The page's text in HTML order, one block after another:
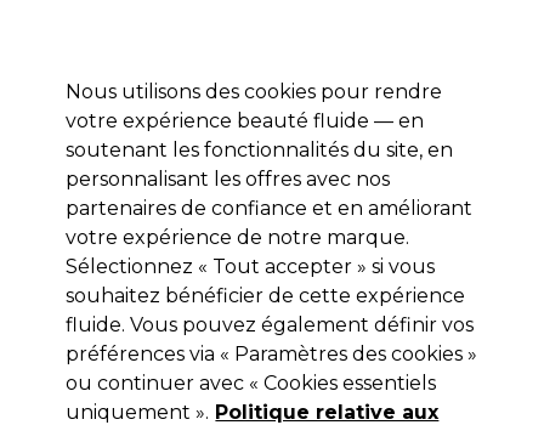
Se connecter
Marques Bons plans Coiffure Electro et Matériel
Livraison et délais
lire la suite
Redken
Redken Shades EQ Bonder Inside
Coloration capillaire demi-permanent
- 010P Ivory Pearl 60ml
Nous utilisons des cookies pour rendre
votre expérience beauté fluide — en
soutenant les fonctionnalités du site, en
personnalisant les offres avec nos
partenaires de confiance et en améliorant
votre expérience de notre marque.
Sélectionnez « Tout accepter » si vous
souhaitez bénéficier de cette expérience
fluide. Vous pouvez également définir vos
préférences via « Paramètres des cookies »
ou continuer avec « Cookies essentiels
uniquement ». Politique relative aux